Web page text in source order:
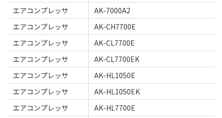
エアコンプレッサ
AK-7000A2
エアコンプレッサ
AK-CH7700E
エアコンプレッサ
AK-CL7700E
エアコンプレッサ
AK-CL7700EK
エアコンプレッサ
AK-HL1050E
エアコンプレッサ
AK-HL1050EK
エアコンプレッサ
AK-HL7700E